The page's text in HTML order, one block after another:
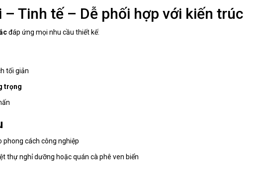
– Tinh tế – Dễ phối hợp với kiến trúc
đáp ứng mọi nhu cầu thiết kế:
tối giản
trọng
cách công nghiệp
thự nghỉ dưỡng hoặc quán cà phê ven biển